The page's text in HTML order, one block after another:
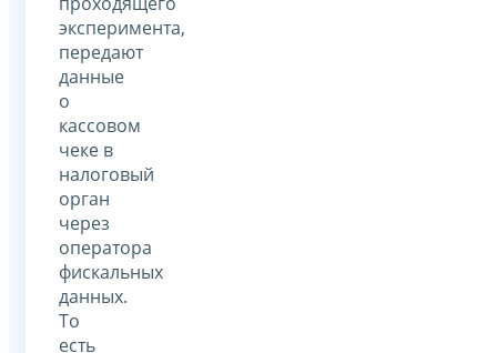
эксперимента,
передают
данные
о
кассовом
чеке в
налоговый
орган
через
оператора
фискальных
данных.
То
есть